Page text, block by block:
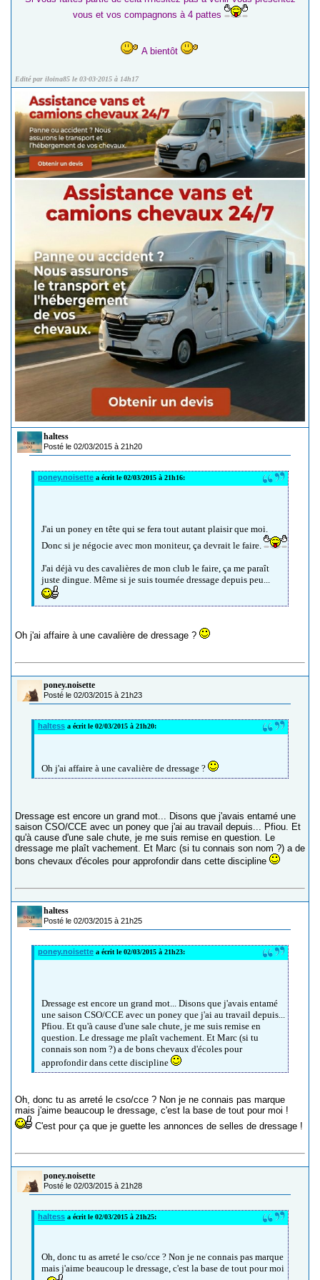
vous et vos compagnons à 4 pattes
A bientôt
Edité par iloina85 le 03-03-2015 à 14h17
haltess
Posté le 02/03/2015 à 21h20
poney.noisette a écrit le 02/03/2015 à 21h16:
J'ai un poney en tête qui se fera tout autant plaisir que moi.
Donc si je négocie avec mon moniteur, ça devrait le faire.
J'ai déjà vu des cavalières de mon club le faire, ça me paraît
juste dingue. Même si je suis tournée dressage depuis peu...
Oh j'ai affaire à une cavalière de dressage ?
poney.noisette
Posté le 02/03/2015 à 21h23
haltess a écrit le 02/03/2015 à 21h20:
Oh j'ai affaire à une cavalière de dressage ?
Dressage est encore un grand mot... Disons que j'avais entamé une
saison CSO/CCE avec un poney que j'ai au travail depuis... Pfiou. Et
qu'à cause d'une sale chute, je me suis remise en question. Le
dressage me plaît vachement. Et Marc (si tu connais son nom ?) a de
bons chevaux d'écoles pour approfondir dans cette discipline
haltess
Posté le 02/03/2015 à 21h25
poney.noisette a écrit le 02/03/2015 à 21h23:
Dressage est encore un grand mot... Disons que j'avais entamé
une saison CSO/CCE avec un poney que j'ai au travail depuis...
Pfiou. Et qu'à cause d'une sale chute, je me suis remise en
question. Le dressage me plaît vachement. Et Marc (si tu
connais son nom ?) a de bons chevaux d'écoles pour
approfondir dans cette discipline
Oh, donc tu as arreté le cso/cce ? Non je ne connais pas marque
mais j'aime beaucoup le dressage, c'est la base de tout pour moi !
C'est pour ça que je guette les annonces de selles de dressage !
poney.noisette
Posté le 02/03/2015 à 21h28
haltess a écrit le 02/03/2015 à 21h25:
Oh, donc tu as arreté le cso/cce ? Non je ne connais pas marque
mais j'aime beaucoup le dressage, c'est la base de tout pour moi